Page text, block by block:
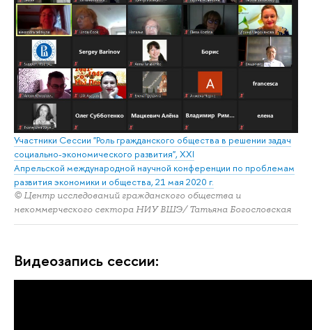
Участники Сессии "Роль гражданского общества в решении задач
социально-экономического развития", XXI
Апрельской международной научной конференции по проблемам
развития экономики и общества, 21 мая 2020 г.
© Центр исследований гражданского общества и
некоммерческого сектора НИУ ВШЭ/ Татьяна Богословская
Видеозапись сессии: